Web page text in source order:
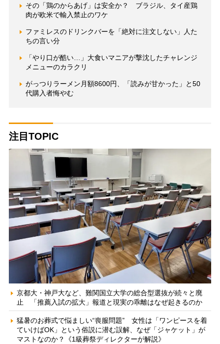
その「鶏のからあげ」は安全か？ ブラジル、タイ産鶏
肉が欧米で輸入禁止のワケ
ファミレスのドリンクバーを「絶対に注文しない」人た
ちの言い分
「やり口が酷い…」大食いマニアが撃沈したチャレンジ
メニューのカラクリ
がっつりラーメン月額8600円、「読みが甘かった」と50
代購入者悔やむ
注目TOPIC
京都大・神戸大など、難関国立大学の総合型選抜が続々と廃
止 「推薦入試の拡大」報道と現実の乖離はなぜ起きるのか
猛暑のお葬式で悩ましい“喪服問題” 女性は「ワンピースを着
ていけばOK」という俗説に潜む誤解、なぜ「ジャケット」が
マストなのか？《1級葬祭ディレクターが解説》